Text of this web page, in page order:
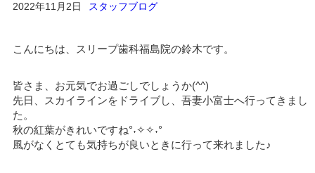
2022年11月2日 スタッフブログ
こんにちは、スリープ歯科福島院の鈴木です。
皆さま、お元気でお過ごしでしょうか(^^)
先日、スカイラインをドライブし、吾妻小富士へ行ってきまし
た。
秋の紅葉がきれいですね°˖✧✧˖°
風がなくとても気持ちが良いときに行って来れました♪